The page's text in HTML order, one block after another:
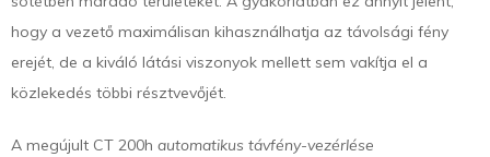
hogy a vezető maximálisan kihasználhatja az távolsági fény
erejét, de a kiváló látási viszonyok mellett sem vakítja el a
közlekedés többi résztvevőjét.
A megújult CT 200h automatikus távfény-vezérlése